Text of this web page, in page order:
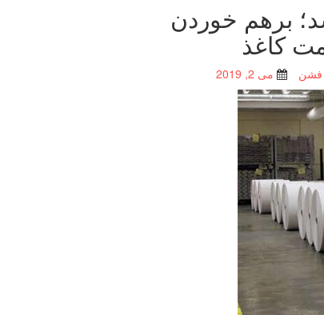
برهم خوردن
كاغذ
فشن می 2, 2019